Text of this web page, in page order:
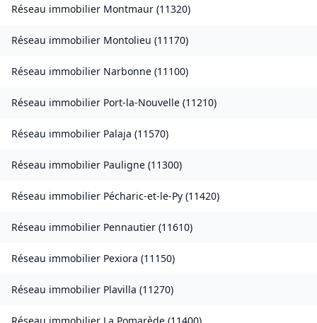
Réseau immobilier Montmaur (11320)
Réseau immobilier Montolieu (11170)
Réseau immobilier Narbonne (11100)
Réseau immobilier Port-la-Nouvelle (11210)
Réseau immobilier Palaja (11570)
Réseau immobilier Pauligne (11300)
Réseau immobilier Pécharic-et-le-Py (11420)
Réseau immobilier Pennautier (11610)
Réseau immobilier Pexiora (11150)
Réseau immobilier Plavilla (11270)